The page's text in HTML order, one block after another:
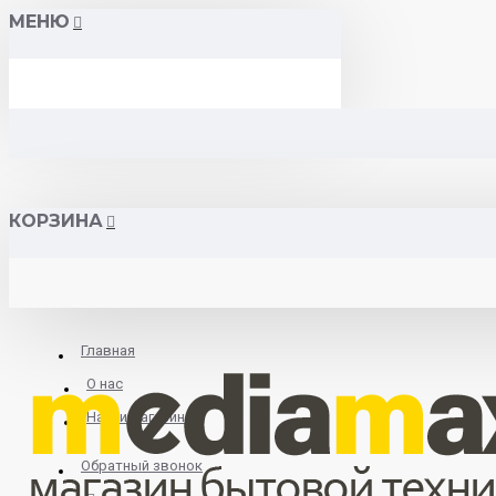
МЕНЮ
КОРЗИНА
Главная
О нас
Найти магазин
Обратный звонок